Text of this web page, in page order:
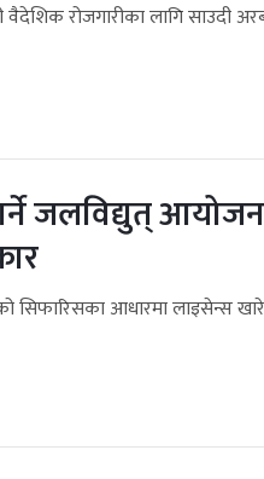
वैदेशिक रोजगारीका लागि साउदी
जलविद्युत्
सिफारिसका आधारमा लाइसेन्स